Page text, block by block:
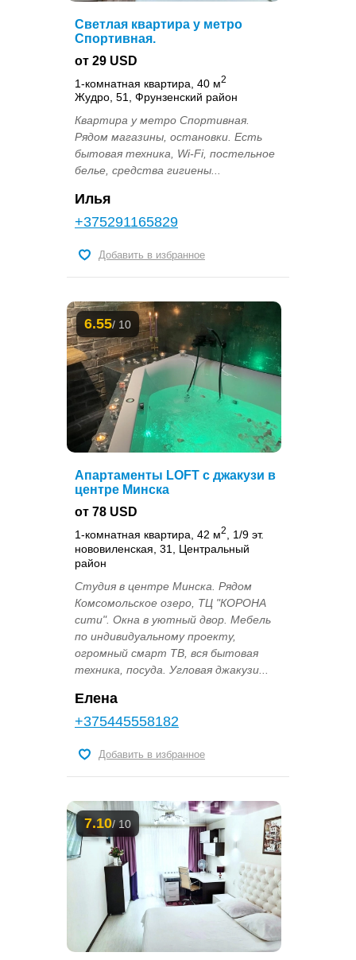
Светлая квартира у метро
Спортивная.
от 29 USD
1-комнатная квартира, 40 м2
Жудро, 51, Фрунзенский район
Квартира у метро Спортивная.
Рядом магазины, остановки. Есть
бытовая техника, Wi-Fi, постельное
белье, средства гигиены...
Илья
+375291165829
Добавить в избранное
6.55/ 10
Апартаменты LOFT с джакузи в
центре Минска
от 78 USD
1-комнатная квартира, 42 м2
, 1/9 эт.
нововиленская, 31, Центральный
район
Студия в центре Минска. Рядом
Комсомольское озеро, ТЦ "КОРОНА
сити". Окна в уютный двор. Мебель
по индивидуальному проекту,
огромный смарт ТВ, вся бытовая
техника, посуда. Угловая джакузи...
Елена
+375445558182
Добавить в избранное
7.10/ 10